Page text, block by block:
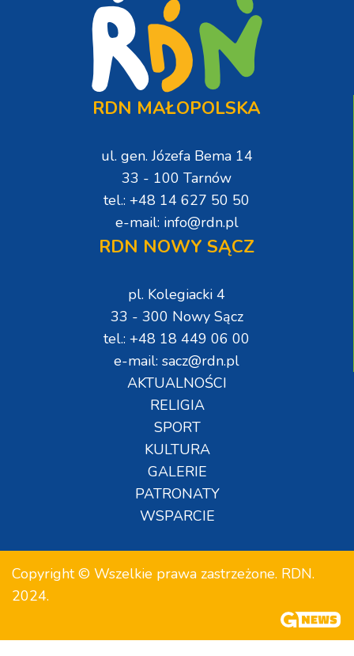
RDN MAŁOPOLSKA
ul. gen. Józefa Bema 14
33 - 100 Tarnów
tel.: +48 14 627 50 50
e-mail: info@rdn.pl
RDN NOWY SĄCZ
pl. Kolegiacki 4
33 - 300 Nowy Sącz
tel.: +48 18 449 06 00
e-mail: sacz@rdn.pl
AKTUALNOŚCI
RELIGIA
SPORT
KULTURA
GALERIE
PATRONATY
WSPARCIE
Copyright © Wszelkie prawa zastrzeżone. RDN.
2024.